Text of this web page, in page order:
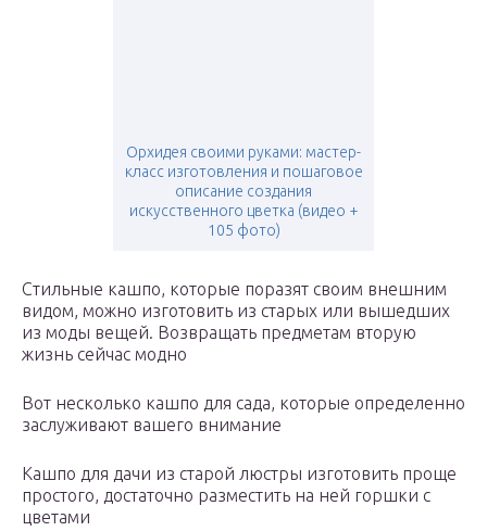
Орхидея своими руками: мастер-
класс изготовления и пошаговое
описание создания
искусственного цветка (видео +
105 фото)
Стильные кашпо, которые поразят своим внешним
видом, можно изготовить из старых или вышедших
из моды вещей. Возвращать предметам вторую
жизнь сейчас модно
Вот несколько кашпо для сада, которые определенно
заслуживают вашего внимание
Кашпо для дачи из старой люстры изготовить проще
простого, достаточно разместить на ней горшки с
цветами